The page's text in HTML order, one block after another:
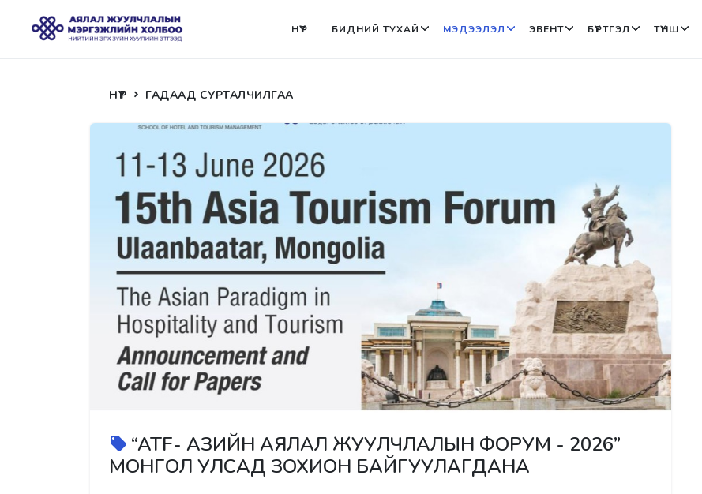
НҮҮР БИДНИЙ ТУХАЙ МЭДЭЭЛЭЛ ЭВЕНТ БҮРТГЭЛ ТҮНШ
НҮҮР ГАДААД СУРТАЛЧИЛГАА
“ATF- АЗИЙН АЯЛАЛ ЖУУЛЧЛАЛЫН ФОРУМ - 2026”
МОНГОЛ УЛСАД ЗОХИОН БАЙГУУЛАГДАНА